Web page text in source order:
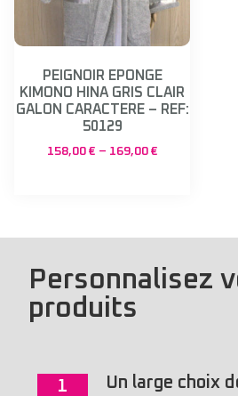
PEIGNOIR EPONGE
KIMONO HINA GRIS CLAIR
GALON CARACTERE – REF:
50129
158,00 € – 169,00 €
Personnalisez
produits
1 Un large choix